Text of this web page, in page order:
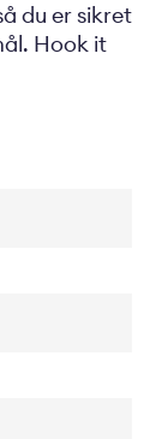
du er sikret
Hook it